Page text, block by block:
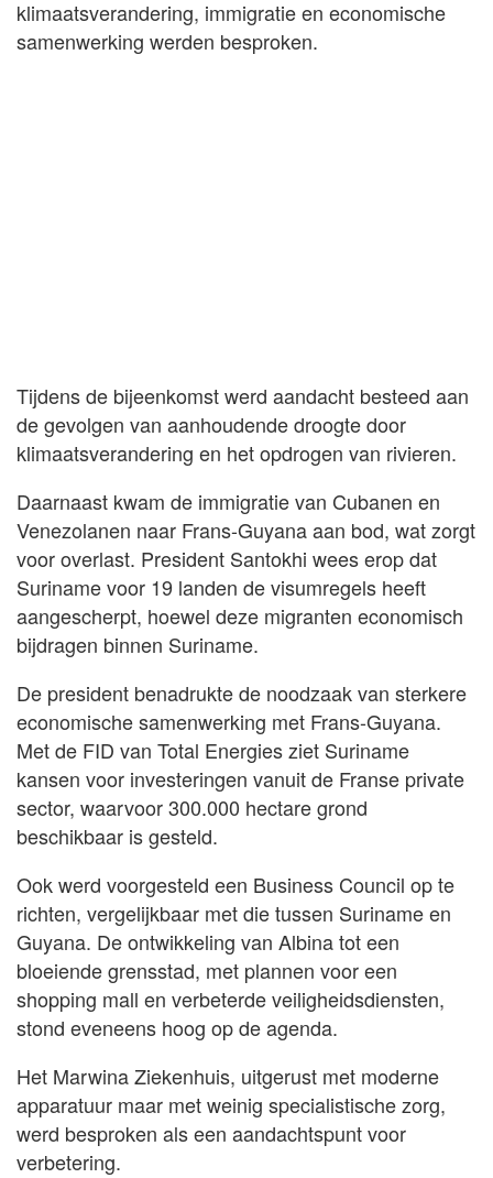
klimaatsverandering, immigratie en economische
samenwerking werden besproken.
Tijdens de bijeenkomst werd aandacht besteed aan
de gevolgen van aanhoudende droogte door
klimaatsverandering en het opdrogen van rivieren.
Daarnaast kwam de immigratie van Cubanen en
Venezolanen naar Frans-Guyana aan bod, wat zorgt
voor overlast. President Santokhi wees erop dat
Suriname voor 19 landen de visumregels heeft
aangescherpt, hoewel deze migranten economisch
bijdragen binnen Suriname.
De president benadrukte de noodzaak van sterkere
economische samenwerking met Frans-Guyana.
Met de FID van Total Energies ziet Suriname
kansen voor investeringen vanuit de Franse private
sector, waarvoor 300.000 hectare grond
beschikbaar is gesteld.
Ook werd voorgesteld een Business Council op te
richten, vergelijkbaar met die tussen Suriname en
Guyana. De ontwikkeling van Albina tot een
bloeiende grensstad, met plannen voor een
shopping mall en verbeterde veiligheidsdiensten,
stond eveneens hoog op de agenda.
Het Marwina Ziekenhuis, uitgerust met moderne
apparatuur maar met weinig specialistische zorg,
werd besproken als een aandachtspunt voor
verbetering.